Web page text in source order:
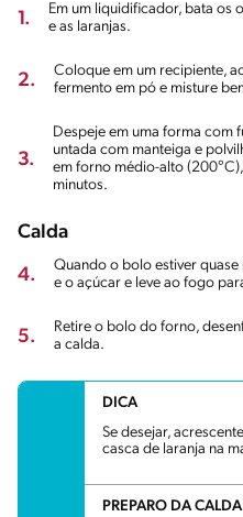
1.
Em um liquidificador, bata os
e as laranjas.
2.
Coloque em um recipiente,
fermento em pó e misture
3.
Despeje em uma forma com
untada com manteiga e
em forno médio-alto
minutos.
Calda
4.
Quando o bolo estiver
e o açúcar e leve ao fogo
5.
Retire o bolo do forno,
a calda.
DICA
Se desejar,
casca de laranja na
PREPARO DA CALDA